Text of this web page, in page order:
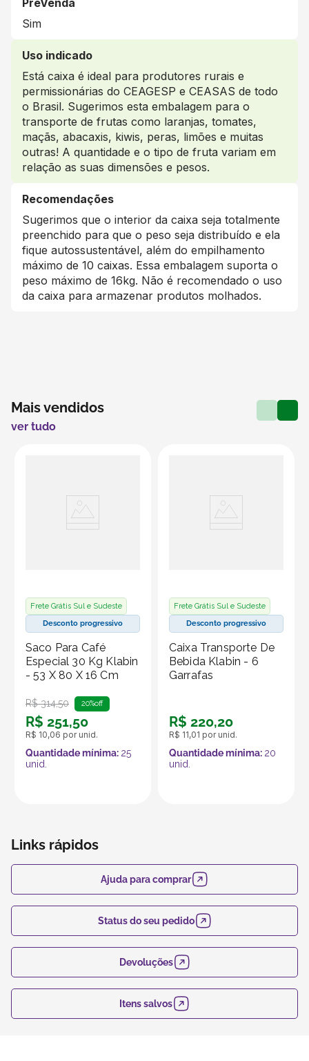
PreVenda
Sim
Uso indicado
Está caixa é ideal para produtores rurais e
permissionárias do CEAGESP e CEASAS de todo
o Brasil. Sugerimos esta embalagem para o
transporte de frutas como laranjas, tomates,
maçãs, abacaxis, kiwis, peras, limões e muitas
outras! A quantidade e o tipo de fruta variam em
relação as suas dimensões e pesos.
Recomendações
Sugerimos que o interior da caixa seja totalmente
preenchido para que o peso seja distribuído e ela
fique autossustentável, além do empilhamento
máximo de 10 caixas. Essa embalagem suporta o
peso máximo de 16kg. Não é recomendado o uso
da caixa para armazenar produtos molhados.
Frete Grátis Sul e Sudeste
Desconto progressivo
Saco Para Café
Especial 30 Kg Klabin
- 53 X 80 X 16 Cm
R$ 314,50 20%off
R$ 251,50
R$ 10,06 por unid.
Quantidade mínima: 25
unid.
Frete Grátis Sul e Sudeste
Desconto progressivo
Caixa Transporte De
Bebida Klabin - 6
Garrafas
R$ 220,20
R$ 11,01 por unid.
Quantidade mínima: 20
unid.
Mais vendidos
ver tudo
Links rápidos
Ajuda para comprar
Status do seu pedido
Devoluções
Itens salvos